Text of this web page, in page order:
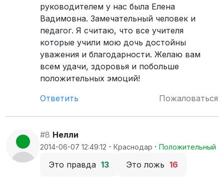
руководителем у нас была Елена
Вадимовна. Замечательный человек и
педагог. Я считаю, что все учителя
которые учили мою дочь достойны
уважения и благодарности. Желаю вам
всем удачи, здоровья и побольше
положительных эмоций!
Ответить
Пожаловаться
#8 Нелли
2014-06-07 12:49:12 · Краснодар · Положительный
Это правда 13 Это ложь 16